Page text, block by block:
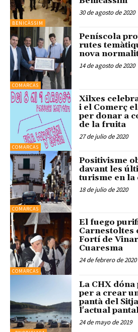
BENICÀSSIM
30 de agosto de 2020
COMARCAS
Peníscola
rutes
nova
14 de agosto de 2020
COMARCAS
Xilxes
i el Comerç
per donar a
de la fruita
27 de julio de 2020
COMARCAS
Positivisme
davant les
turisme en la
18 de julio de 2020
COMARCAS
El fuego
Carnestoltes
Fortí de
Cuaresma
24 de febrero de 2020
La CHX
per a crear
pantà del
l'actual
24 de mayo de 2019